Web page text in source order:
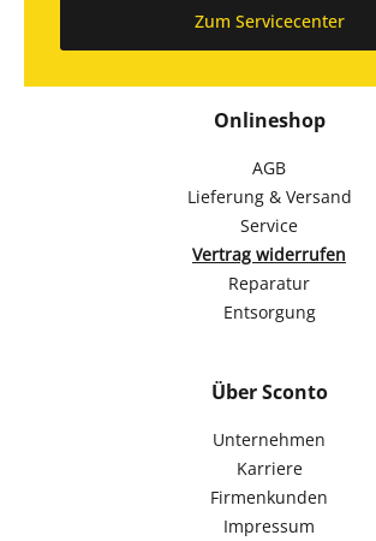
Onlineshop
AGB
Lieferung & Versand
Service
Vertrag widerrufen
Reparatur
Entsorgung
Über Sconto
Unternehmen
Karriere
Firmenkunden
Impressum
Zum Servicecenter